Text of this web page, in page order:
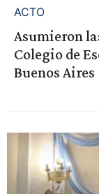
ACTO
Asumieron
Colegio de
Buenos Aires